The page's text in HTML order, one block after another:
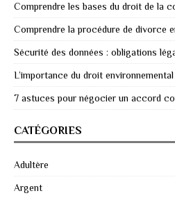
Comprendre les bases du droit de la
Comprendre la procédure de divorce
Sécurité des données : obligations
L’importance du droit
7 astuces pour négocier un accord
CATÉGORIES
Adultère
Argent